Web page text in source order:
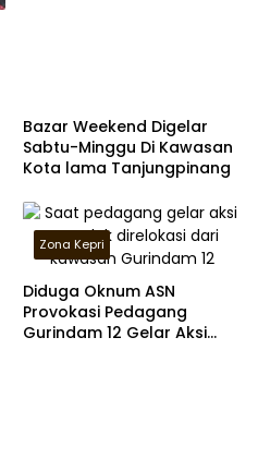
Bazar Weekend Digelar
Sabtu-Minggu Di Kawasan
Kota lama Tanjungpinang
Zona Kepri
Diduga Oknum ASN
Provokasi Pedagang
Gurindam 12 Gelar Aksi